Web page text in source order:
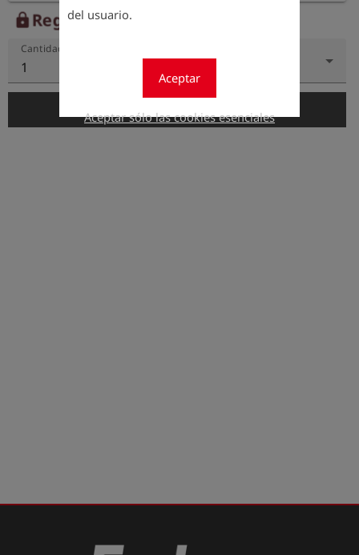
del usuario.
Aceptar
Aceptar sólo las cookies esenciales
lockRegístrese para ver el precio
Cantidad
1
add_shopping_cart